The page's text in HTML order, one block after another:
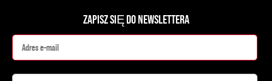
ZAPISZ SIĘ DO NEWSLETTERA